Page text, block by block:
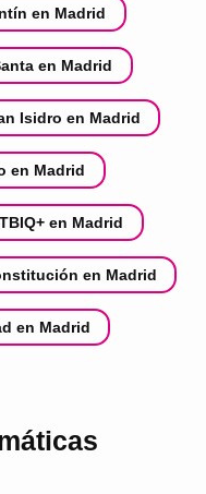
en Madrid
en Madrid
Isidro en Madrid
en Madrid
en Madrid
en Madrid
en Madrid